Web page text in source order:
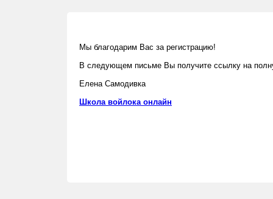
Мы благодарим Вас за регистрацию!
В следующем письме Вы получите ссылку на
Елена Самодивка
Школа войлока онлайн